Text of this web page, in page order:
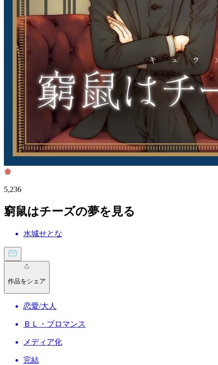
5,236
窮鼠はチーズの夢を見る
水城せとな
作品をシェア
恋愛/大人
ＢＬ・ブロマンス
メディア化
完結